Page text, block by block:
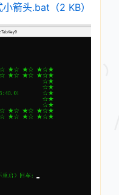
箭头.bat（2 KB）